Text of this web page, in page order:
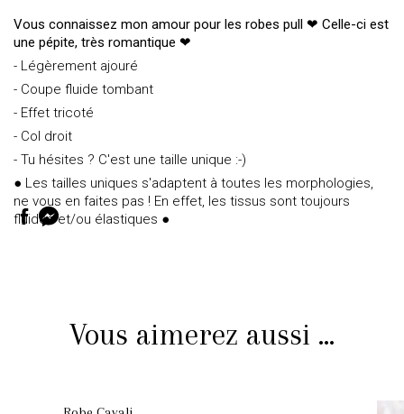
Vous connaissez mon amour pour les robes pull ❤ Celle-ci est
une pépite, très romantique ❤
- Légèrement ajouré
- Coupe fluide tombant
- Effet tricoté
- Col droit
- Tu hésites ? C'est une taille unique :-)
● Les tailles uniques s'adaptent à toutes les morphologies,
ne vous en faites pas ! En effet, les tissus sont toujours
fluides et/ou élastiques ●
Vous aimerez aussi ...